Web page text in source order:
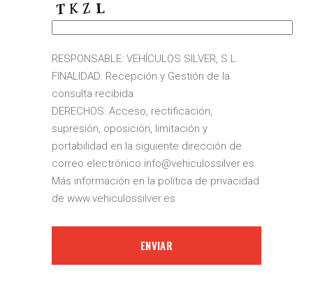
RESPONSABLE: VEHÍCULOS SILVER, S.L.
FINALIDAD: Recepción y Gestión de la
consulta recibida
DERECHOS: Acceso, rectificación,
supresión, oposición, limitación y
portabilidad en la siguiente dirección de
correo electrónico info@vehiculossilver.es
Más información en la política de privacidad
de www.vehiculossilver.es